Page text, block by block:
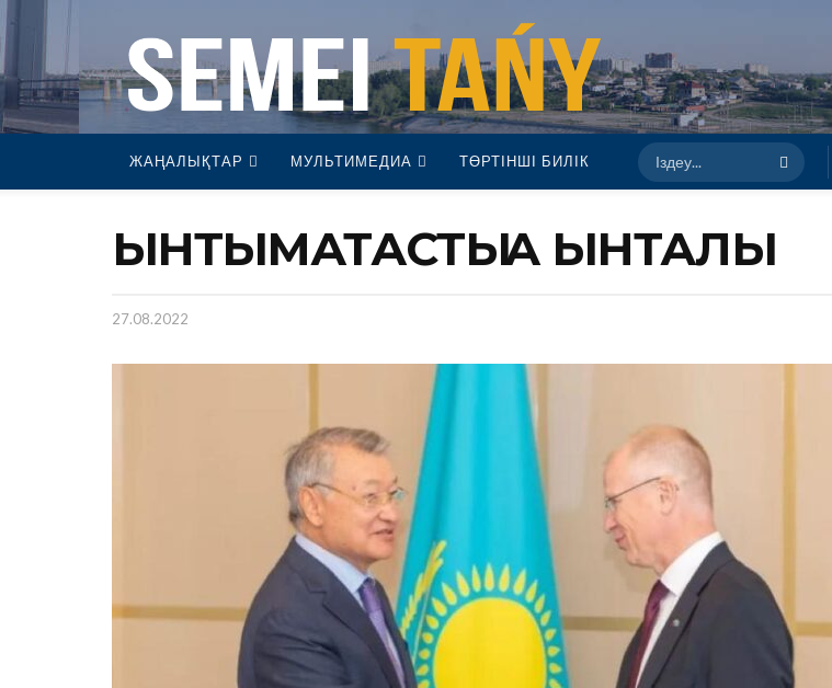
ЖАҢАЛЫҚТАР МУЛЬТИМЕДИА ТӨРТІНШІ БИЛІК
ЫНТЫМАҚТАСТЫҚҚА ЫНТАЛЫ
27.08.2022